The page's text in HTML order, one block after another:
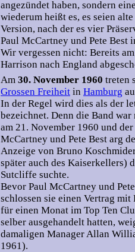
angezündet haben, sondern
wiederum heißt es, es seien
Version, nach der es vier
Paul McCartney und Pete Best
Wir vergessen nicht: Bereits
Harrison nach England
Am 30. November 1960 treten
Grossen Freiheit in Hamburg
In der Regel wird dies als der
bezeichnet. Denn die Band
am 21. November 1960 und
McCartney und Pete Best arg
Anzeige von Bruno
später auch des Kaiserkellers)
Sutcliffe suchte.
Bevor Paul McCartney und
schlossen sie einen Vertrag
für einen Monat im Top Ten
selber ausgehandelt hatten,
damaligen Manager Allan
1961).